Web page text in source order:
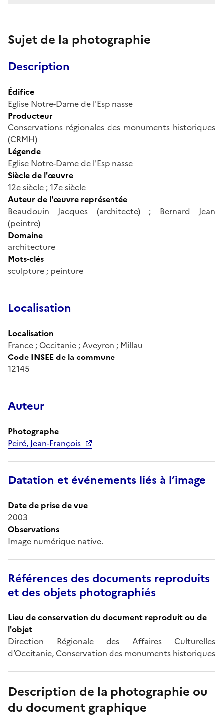
Sujet de la photographie
Description
Édifice
Eglise Notre-Dame de l'Espinasse
Producteur
Conservations régionales des monuments historiques
(CRMH)
Légende
Eglise Notre-Dame de l'Espinasse
Siècle de l'œuvre
12e siècle ; 17e siècle
Auteur de l'œuvre représentée
Beaudouin Jacques (architecte) ; Bernard Jean
(peintre)
Domaine
architecture
Mots-clés
sculpture ; peinture
Localisation
Localisation
France ; Occitanie ; Aveyron ; Millau
Code INSEE de la commune
12145
Auteur
Photographe
Peiré, Jean-François
Datation et événements liés à l’image
Date de prise de vue
2003
Observations
Image numérique native.
Références des documents reproduits
et des objets photographiés
Lieu de conservation du document reproduit ou de
l'objet
Direction Régionale des Affaires Culturelles
d’Occitanie, Conservation des monuments historiques
Description de la photographie ou
du document graphique